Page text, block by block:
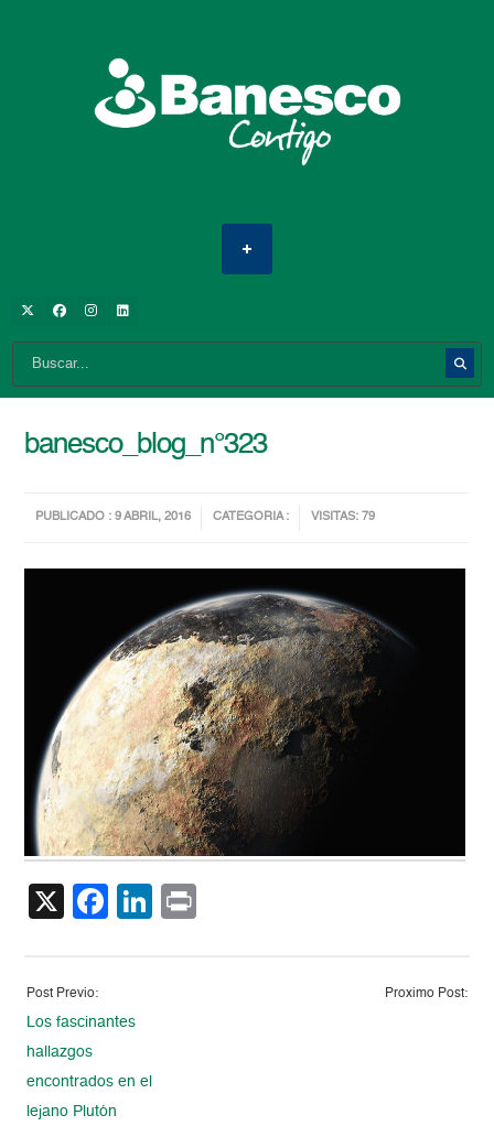
banesco_blog_n°323
PUBLICADO : 9 ABRIL, 2016 CATEGORIA : VISITAS: 79
X Facebook
LinkedIn
Post Previo:
Los fascinantes
hallazgos
encontrados en el
lejano Plutón
Proximo Post: